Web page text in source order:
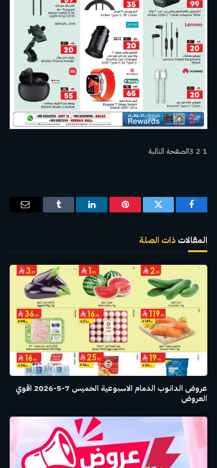
1
2
3الصفحة التالية
فيسبوك تويتر بينتيريستلينكدإن Tumblr
البريد
المقالات ذات الصلة
عروض الدانوب الدمام الاسبوعية الخميس 7-5-2026 اقوي
العروض